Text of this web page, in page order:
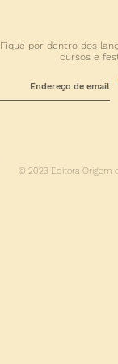
Fique por dentro dos
cursos e
© 2023 Editora Origem